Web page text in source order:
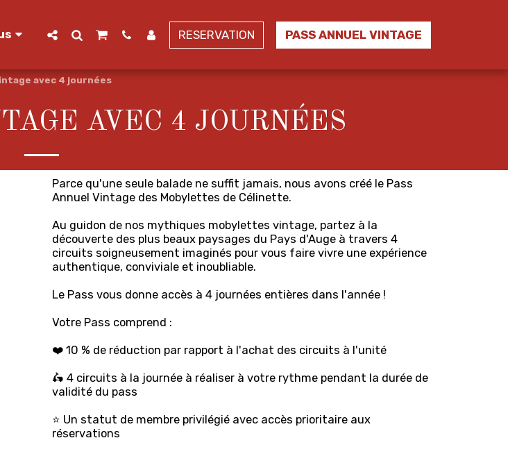
RESERVATION PASS ANNUEL VINTAGE
avec 4 journées
AVEC 4 JOURNÉES
Parce qu'une seule balade ne suffit jamais, nous avons créé le Pass
Annuel Vintage des Mobylettes de Célinette.
Au guidon de nos mythiques mobylettes vintage, partez à la
découverte des plus beaux paysages du Pays d'Auge à travers 4
circuits soigneusement imaginés pour vous faire vivre une expérience
authentique, conviviale et inoubliable.
Le Pass vous donne accès à 4 journées entières dans l'année !
Votre Pass comprend :
❤️ 10 % de réduction par rapport à l'achat des circuits à l'unité
🛵 4 circuits à la journée à réaliser à votre rythme pendant la durée de
validité du pass
⭐ Un statut de membre privilégié avec accès prioritaire aux
réservations